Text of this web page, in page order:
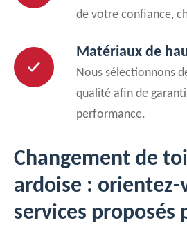
de votre confiance,
Matériaux de
Nous sélectionnons
qualité afin de
performance.
Changement de
ardoise : orientez-
services proposés